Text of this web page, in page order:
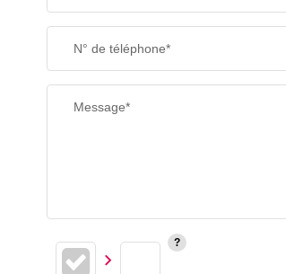
SUPERFICIE :
RESTAURANTS ET CAFÉS
N° de téléphone*
Message*